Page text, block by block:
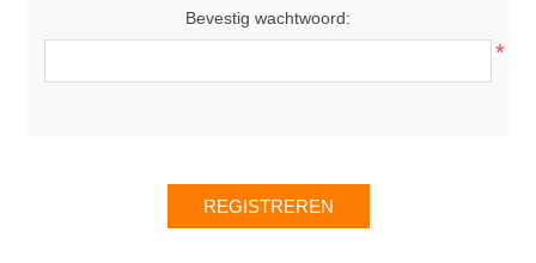
Bevestig wachtwoord:
*